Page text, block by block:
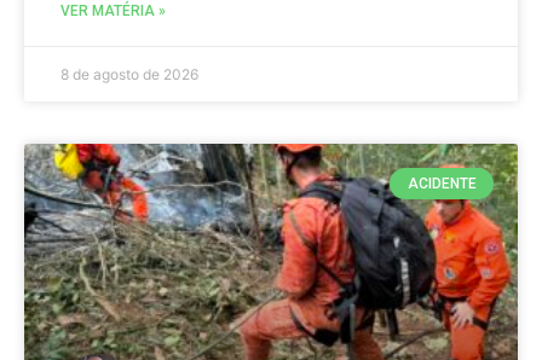
VER MATÉRIA »
8 de agosto de 2026
ACIDENTE